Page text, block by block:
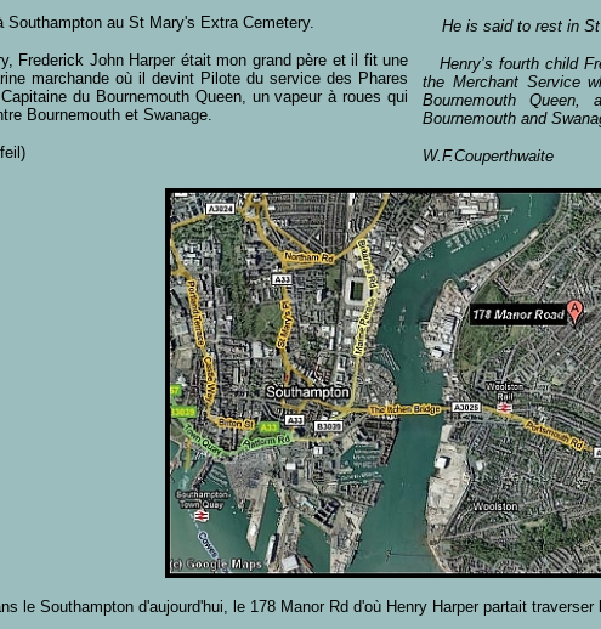
au St Mary's Extra Cemetery.
Frederick John Harper était mon grand père et il fit une
marchande où il devint Pilote du service des Phares
du Bournemouth Queen, un vapeur à roues qui
Bournemouth et Swanage.
He is said to rest in St
Henry’s fourth child
the Merchant Service
Bournemouth
Bournemouth and
W.F.Couperthwaite
le Southampton d'aujourd'hui, le 178 Manor Rd d'où Henry Harper partait